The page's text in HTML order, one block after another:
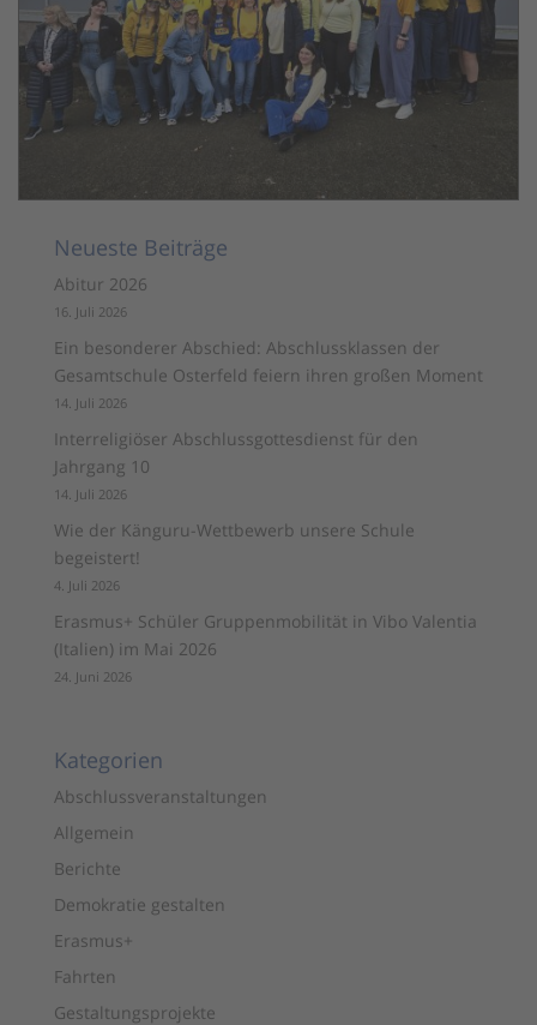
Neueste Beiträge
Abitur 2026
16. Juli 2026
Ein besonderer Abschied: Abschlussklassen der
Gesamtschule Osterfeld feiern ihren großen Moment
14. Juli 2026
Interreligiöser Abschlussgottesdienst für den
Jahrgang 10
14. Juli 2026
Wie der Känguru-Wettbewerb unsere Schule
begeistert!
4. Juli 2026
Erasmus+ Schüler Gruppenmobilität in Vibo Valentia
(Italien) im Mai 2026
24. Juni 2026
Kategorien
Abschlussveranstaltungen
Allgemein
Berichte
Demokratie gestalten
Erasmus+
Fahrten
Gestaltungsprojekte